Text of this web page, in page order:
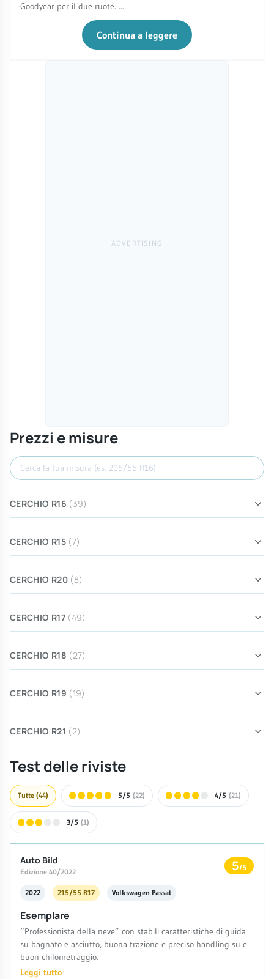
Goodyear per il due ruote. ...
Continua a leggere
Prezzi e misure
Cerca misura
CERCHIO R16 (39)
CERCHIO R15 (7)
CERCHIO R20 (8)
CERCHIO R17 (49)
CERCHIO R18 (27)
CERCHIO R19 (19)
CERCHIO R21 (2)
Test delle riviste
Tutte (44) 5/5 (22) 4/5 (21)
3/5 (1)
Auto Bild
Edizione 40/2022 5/5
2022 215/55 R17 Volkswagen Passat
Esemplare
“Professionista della neve” con stabili caratteristiche di guida
su bagnato e asciutto, buona trazione e preciso handling su e
buon chilometraggio.
Leggi tutto